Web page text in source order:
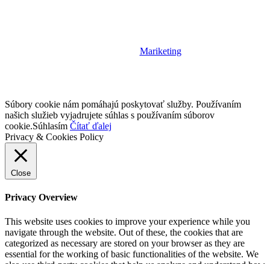
Mariketing
Súbory cookie nám pomáhajú poskytovať služby. Používaním
našich služieb vyjadrujete súhlas s používaním súborov
cookie.Súhlasím Čítať ďalej
Privacy & Cookies Policy
Close
Privacy Overview
This website uses cookies to improve your experience while you
navigate through the website. Out of these, the cookies that are
categorized as necessary are stored on your browser as they are
essential for the working of basic functionalities of the website. We